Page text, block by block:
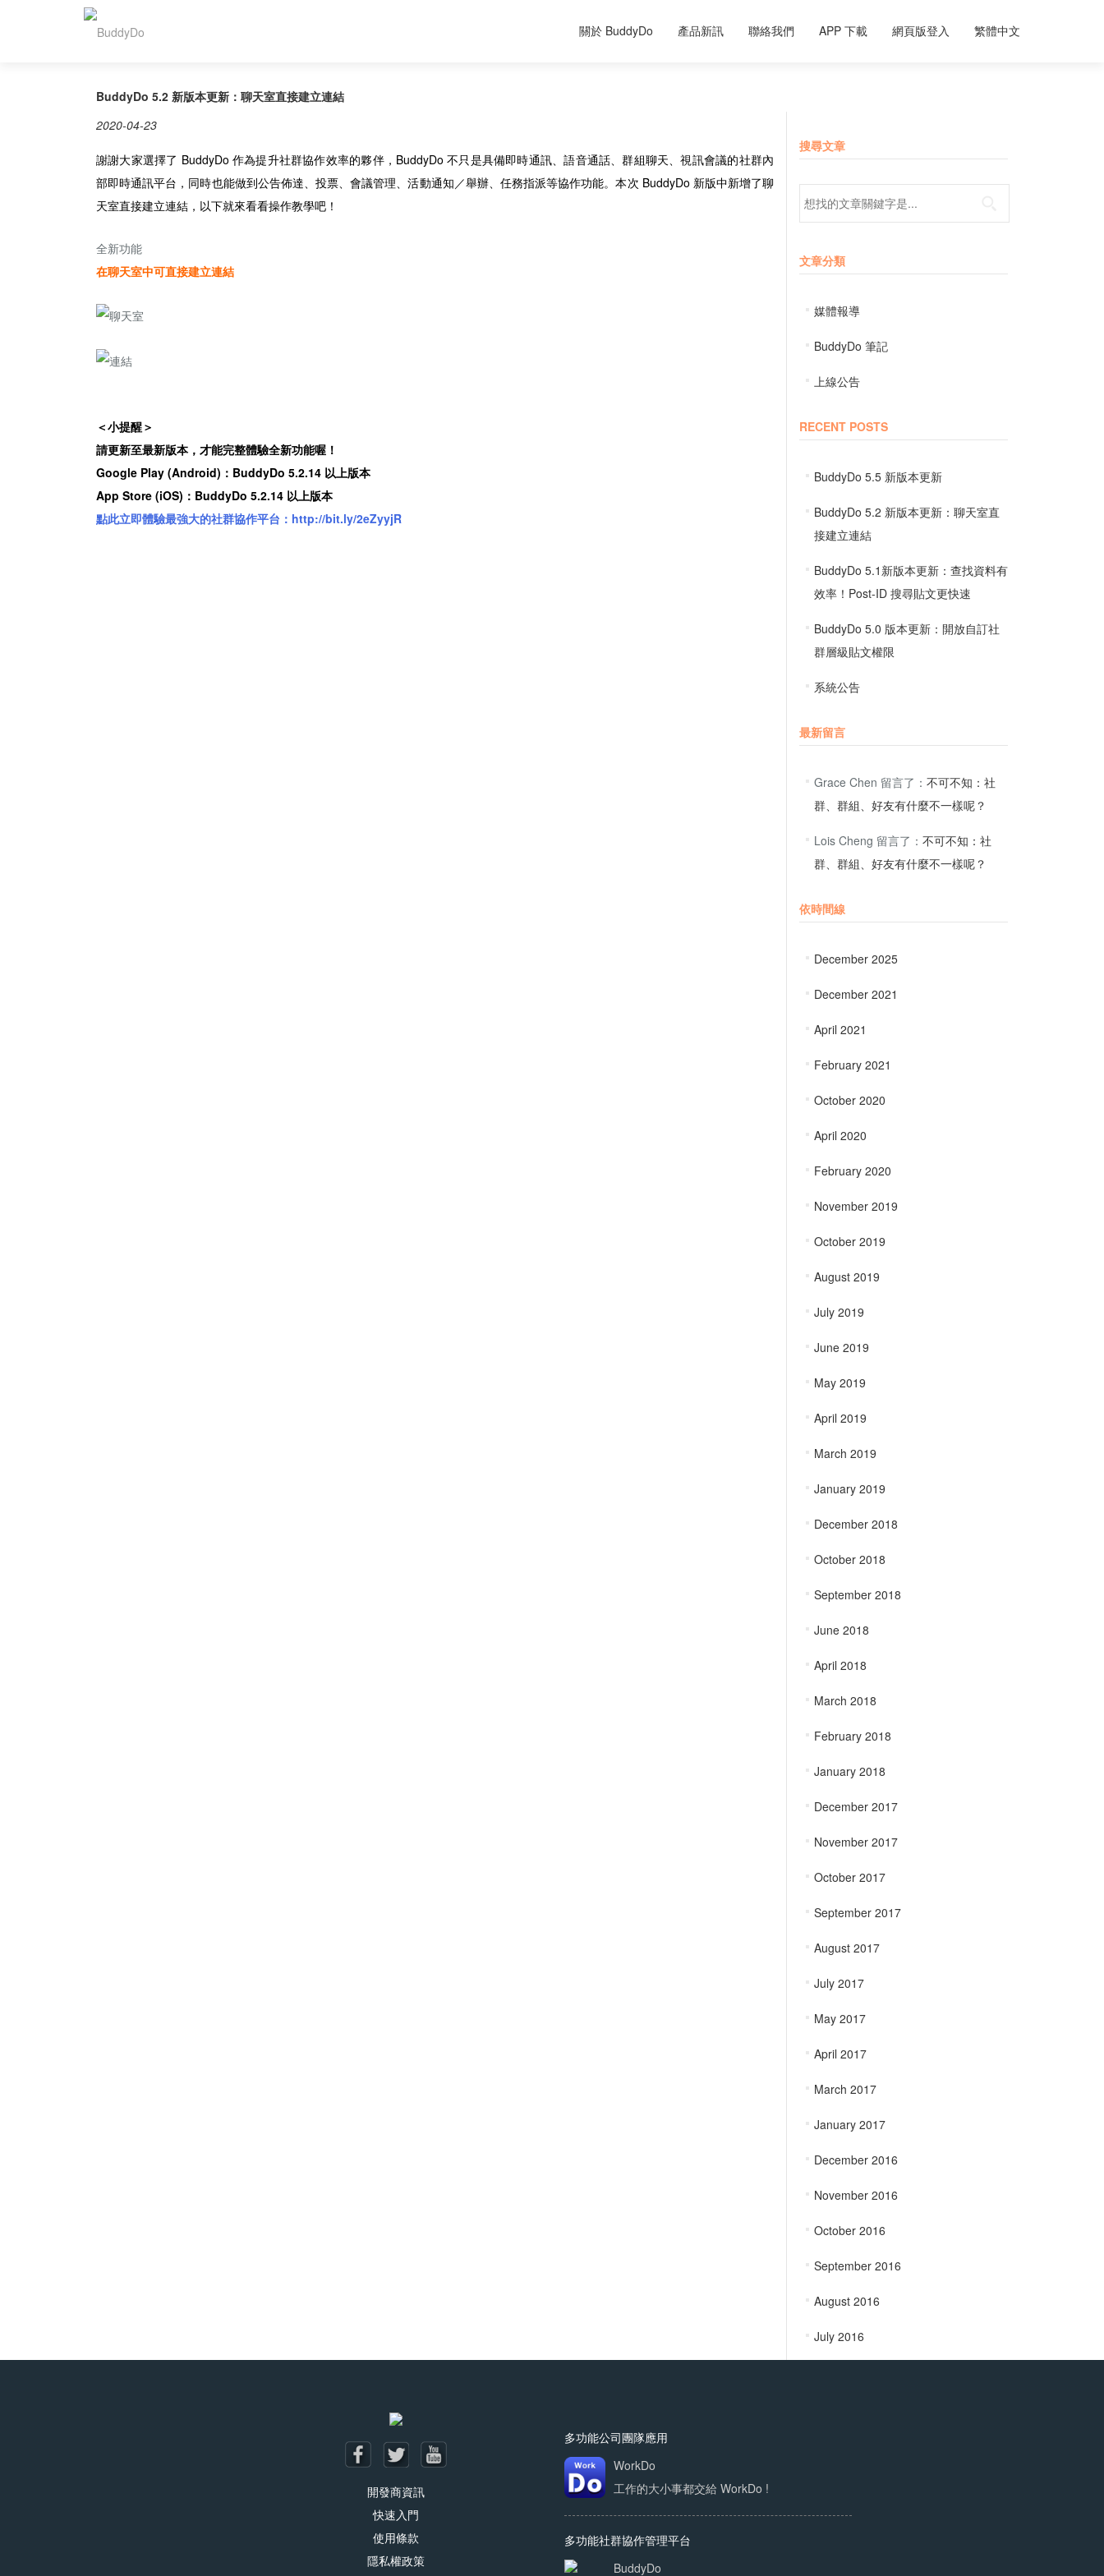
關於 BuddyDo 產品新訊 聯絡我們 APP 下載 網頁版登入 繁體中文
BuddyDo 5.2 新版本更新：聊天室直接建立連結
2020-04-23
謝謝大家選擇了 BuddyDo 作為提升社群協作效率的夥伴，BuddyDo 不只是具備即時通訊、語音通話、群組聊天、視訊會議的社群內
部即時通訊平台，同時也能做到公告佈達、投票、會議管理、活動通知／舉辦、任務指派等協作功能。本次 BuddyDo 新版中新增了聊
天室直接建立連結，以下就來看看操作教學吧！
全新功能
在聊天室中可直接建立連結
＜小提醒＞
請更新至最新版本，才能完整體驗全新功能喔！
Google Play (Android) ：BuddyDo 5.2.14 以上版本
App Store (iOS) ：BuddyDo 5.2.14 以上版本
點此立即體驗最強大的社群協作平台：http://bit.ly/2eZyyjR
搜尋文章
Search for:
文章分類
媒體報導
BuddyDo 筆記
上線公告
RECENT POSTS
BuddyDo 5.5 新版本更新
BuddyDo 5.2 新版本更新：聊天室直
接建立連結
BuddyDo 5.1新版本更新：查找資料有
效率！Post-ID 搜尋貼文更快速
BuddyDo 5.0 版本更新：開放自訂社
群層級貼文權限
系統公告
最新留言
Grace Chen 留言了： 不可不知：社
群、群組、好友有什麼不一樣呢？
Lois Cheng 留言了： 不可不知：社
群、群組、好友有什麼不一樣呢？
依時間線
December 2025
December 2021
April 2021
February 2021
October 2020
April 2020
February 2020
November 2019
October 2019
August 2019
July 2019
June 2019
May 2019
April 2019
March 2019
January 2019
December 2018
October 2018
September 2018
June 2018
April 2018
March 2018
February 2018
January 2018
December 2017
November 2017
October 2017
September 2017
August 2017
July 2017
May 2017
April 2017
March 2017
January 2017
December 2016
November 2016
October 2016
September 2016
August 2016
July 2016
開發商資訊
快速入門
使用條款
隱私權政策
多功能公司團隊應用
WorkDo
工作的大小事都交給 WorkDo !
多功能社群協作管理平台
BuddyDo